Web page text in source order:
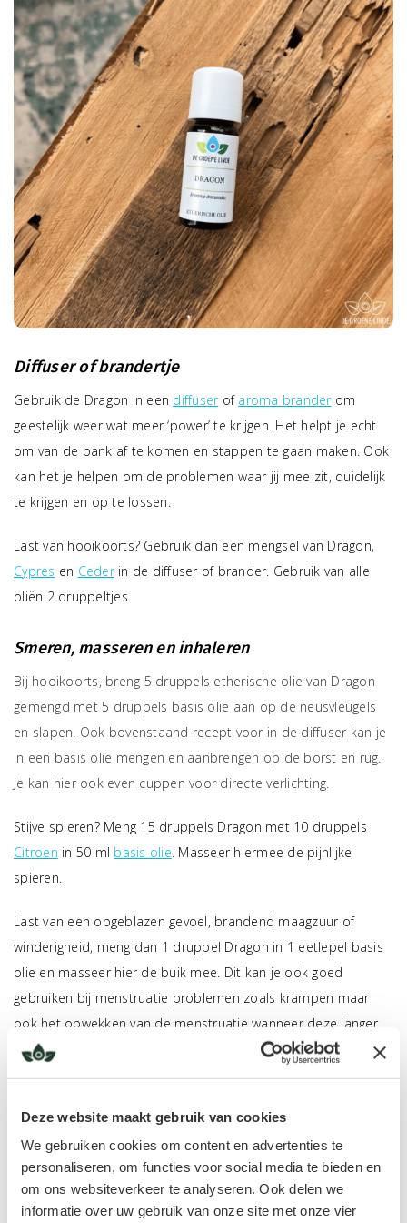
Deze website maakt gebruik van cookies
We gebruiken cookies om content en advertenties te
personaliseren, om functies voor social media te bieden en
om ons websiteverkeer te analyseren. Ook delen we
informatie over uw gebruik van onze site met onze vier
Diffuser of brandertje
Gebruik de Dragon in een diffuserof aroma branderom
geestelijk weer wat meer ‘power’ te krijgen. Het helpt je echt
om van de bank af te komen en stappen te gaan maken. Ook
kan het je helpen om de problemen waar jij mee zit, duidelijk
te krijgen en op te lossen.
Last van hooikoorts? Gebruik dan een mengsel van Dragon,
Cypres en Cederin de diffuser of brander. Gebruik van alle
oliën 2 druppeltjes.
Smeren, masseren en inhaleren
Bij hooikoorts, breng 5 druppels etherische olie van Dragon
gemengd met 5 druppels basis olie aan op de neusvleugels
en slapen. Ook bovenstaand recept voor in de diffuser kan je
in een basis olie mengen en aanbrengen op de borst en rug.
Je kan hier ook even cuppen voor directe verlichting.
Stijve spieren? Meng 15 druppels Dragon met 10 druppels
Citroen in 50 ml basis olie . Masseer hiermee de pijnlijke
spieren.
Last van een opgeblazen gevoel, brandend maagzuur of
winderigheid, meng dan 1 druppel Dragon in 1 eetlepel basis
olie en masseer hier de buik mee. Dit kan je ook goed
gebruiken bij menstruatie problemen zoals krampen maar
ook het opwekken van de menstruatie wanneer deze langer
uitblijft.